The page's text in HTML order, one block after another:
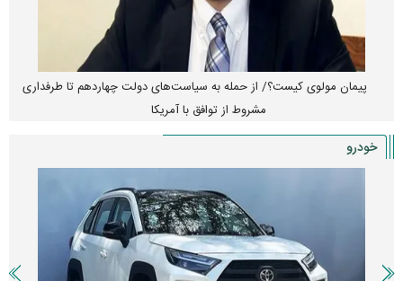
کارنامه مردود محسن پاک‌ نژاد؛ از افت شدید درآمد ارزی تا بازی با عزل و
نصب‌ها
خودرو